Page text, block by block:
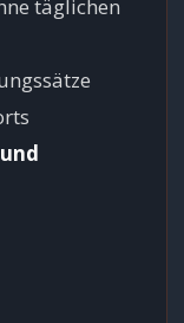
täglichen